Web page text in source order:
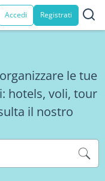
Accedi Registrati
le tue
hotels, voli, tour
il nostro